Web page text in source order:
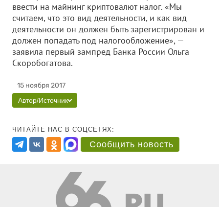
ввести на майнинг криптовалют налог. «Мы
считаем, что это вид деятельности, и как вид
деятельности он должен быть зарегистрирован и
должен попадать под налогообложение», —
заявила первый зампред Банка России Ольга
Скоробогатова.
15 ноября 2017
Автор/Источник
ЧИТАЙТЕ НАС В СОЦСЕТЯХ:
Сообщить новость